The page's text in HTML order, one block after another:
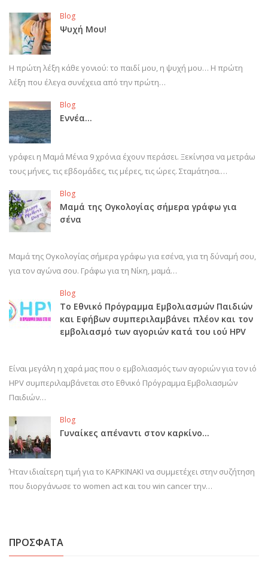
Blog
Ψυχή Μου!
Η πρώτη λέξη κάθε γονιού: το παιδί μου, η ψυχή μου… Η πρώτη
λέξη που έλεγα συνέχεια από την πρώτη…
Blog
Εννέα…
γράφει η Μαμά Μένια 9 χρόνια έχουν περάσει. Ξεκίνησα να μετράω
τους μήνες, τις εβδομάδες, τις μέρες, τις ώρες. Σταμάτησα.…
Blog
Μαμά της Ογκολογίας σήμερα γράφω για
σένα
Μαμά της Ογκολογίας σήμερα γράφω για εσένα, για τη δύναμή σου,
για τον αγώνα σου. Γράφω για τη Νίκη, μαμά…
Blog
Το Εθνικό Πρόγραμμα Εμβολιασμών Παιδιών
και Εφήβων συμπεριλαμβάνει πλέον και τον
εμβολιασμό των αγοριών κατά του ιού HPV
Είναι μεγάλη η χαρά μας που ο εμβολιασμός των αγοριών για τον ιό
HPV συμπεριλαμβάνεται στο Εθνικό Πρόγραμμα Εμβολιασμών
Παιδιών…
Blog
Γυναίκες απέναντι στον καρκίνο…
Ήταν ιδιαίτερη τιμή για το ΚΑΡΚΙΝΑΚΙ να συμμετέχει στην συζήτηση
που διοργάνωσε το women act και του win cancer την…
ΠΡΟΣΦΑΤΑ